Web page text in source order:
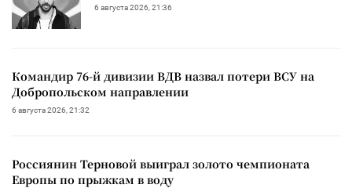
6 августа 2026, 21:36
Командир 76-й дивизии ВДВ назвал потери ВСУ на
Добропольском направлении
6 августа 2026, 21:32
Россиянин Терновой выиграл золото чемпионата
Европы по прыжкам в воду